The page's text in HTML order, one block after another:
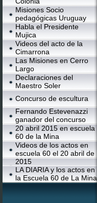
Misiones Socio
pedagógicas Uruguay
Habla el Presidente
Mujica
Videos del acto de la
Cimarrona
Las Misiones en Cerro
Largo
Declaraciones del
Maestro Soler
Concurso de escultura
Fernando Estevenazzi
ganador del concurso
20 abril 2015 en escuela
60 de la Mina
Videos de los actos en
escuela 60 el 20 abril de
2015
LA DIARIA y los actos en
la Escuela 60 de La Mina